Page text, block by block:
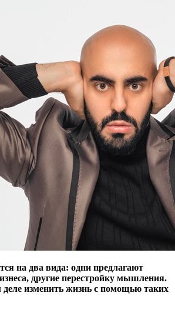
на два вида: одни предлагают
другие перестройку мышления.
изменить жизнь с помощью таких